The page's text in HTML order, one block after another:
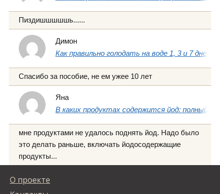
Пиздишшшшшь......
Димон
Как правильно голодать на воде 1, 3 и 7 дней
Спасибо за пособие, не ем ужее 10 лет
Яна
В каких продуктах содержится йод: полный
мне продуктами не удалось поднять йод. Надо было
это делать раньше, включать йодосодержащие
продукты...
О проекте